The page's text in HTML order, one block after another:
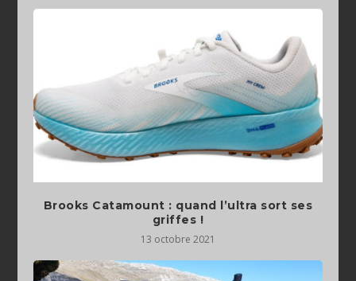
Brooks Catamount : quand l’ultra sort ses
griffes !
13 octobre 2021